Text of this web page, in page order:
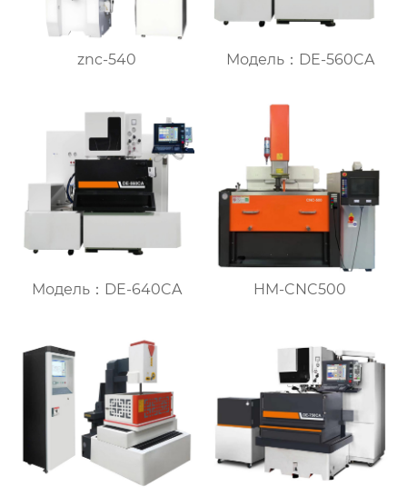
znc-540 Модель：DE-560CA
Модель：DE-640CA HM-CNC500